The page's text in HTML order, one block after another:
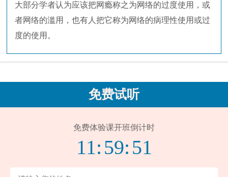
大部分学者认为应该把网瘾称之为网络的过度使用，或
者网络的滥用，也有人把它称为网络的病理性使用或过
度的使用。
免费试听
免费体验课开班倒计时
11: 59: 50